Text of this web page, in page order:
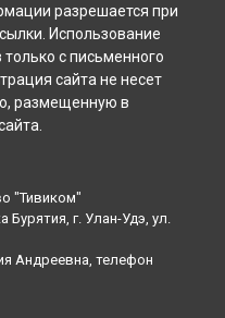
разрешается при
Использование
с письменного
сайта не несет
размещенную в
"Тивиком"
Бурятия, г. Улан-Удэ, ул.
Андреевна, телефон